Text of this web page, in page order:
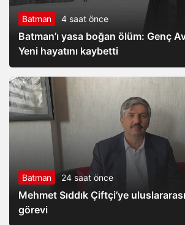
Batman 4 saat önce
Batman’ı yasa boğan ölüm: Genç
Yeni hayatını kaybetti
Batman 24 saat önce
Mehmet Sıddık Çiftçi’ye
görevi